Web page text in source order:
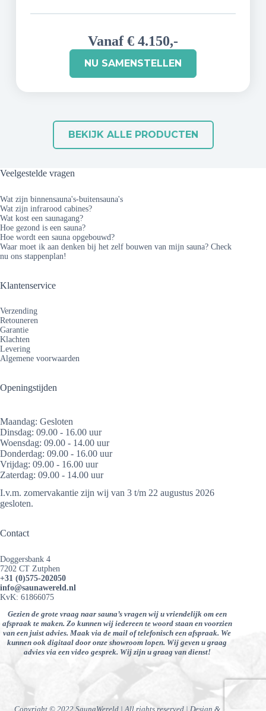
Vanaf € 4.150,-
NU SAMENSTELLEN
BEKIJK ALLE PRODUCTEN
Veelgestelde vragen
Wat zijn binnensauna's-buitensauna's
Wat zijn infrarood cabines?
Wat kost een saunagang?
Hoe gezond is een sauna?
Hoe wordt een sauna opgebouwd?
Waar moet ik aan denken bij het zelf bouwen van mijn sauna? Check
nu ons stappenplan!
Klantenservice
Verzending
Retouneren
Garantie
Klachten
Levering
Algemene voorwaarden
Openingstijden
Maandag: Gesloten
Dinsdag: 09.00 - 16.00 uur
Woensdag: 09.00 - 14.00 uur
Donderdag: 09.00 - 16.00 uur
Vrijdag: 09.00 - 16.00 uur
Zaterdag: 09.00 - 14.00 uur
I.v.m. zomervakantie zijn wij van 3 t/m 22 augustus 2026
gesloten.
Contact
Doggersbank 4
7202 CT Zutphen
+31 (0)575-202050
info@saunawereld.nl
KvK: 61866075
Gezien de grote vraag naar sauna’s vragen wij u vriendelijk om een
afspraak te maken. Zo kunnen wij iedereen te woord staan en voorzien
van een juist advies. Maak via de mail of telefonisch een afspraak. We
kunnen ook digitaal door onze showroom lopen. Wij geven u graag
advies via een video gesprek. Wij zijn u graag van dienst!
Copyright © 2022 SaunaWereld | All rights reserved | Design &